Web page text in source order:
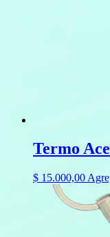
Termo
$ 15.000,00